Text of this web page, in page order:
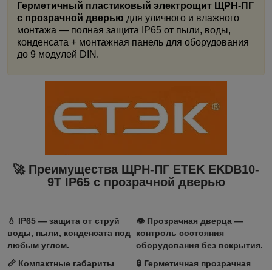
Герметичный пластиковый электрощит ЩРН-ПГ
с прозрачной дверью для уличного и влажного
монтажа — полная защита IP65 от пыли, воды,
конденсата + монтажная панель для оборудования
до 9 модулей DIN.
🚀 Преимущества ЩРН-ПГ ETEK EKDB10-
9T IP65 с прозрачной дверью
💧 IP65 — защита от струй
воды, пыли, конденсата под
любым углом.
👁️ Прозрачная дверца —
контроль состояния
оборудования без вскрытия.
📏 Компактные габариты
🔒 Герметичная прозрачная